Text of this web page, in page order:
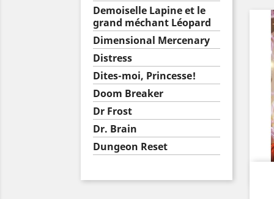
Demoiselle Lapine et le
grand méchant Léopard
Dimensional Mercenary
Distress
Dites-moi, Princesse!
Doom Breaker
Dr Frost
Dr. Brain
Dungeon Reset